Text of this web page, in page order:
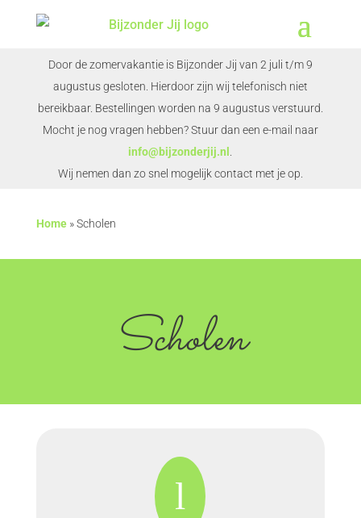
Door de zomervakantie is Bijzonder Jij van 2 juli t/m 9
augustus gesloten. Hierdoor zijn wij telefonisch niet
bereikbaar. Bestellingen worden na 9 augustus verstuurd.
Mocht je nog vragen hebben? Stuur dan een e-mail naar
info@bijzonderjij.nl
Wij nemen dan zo snel mogelijk contact met je op.
Home»Scholen
Scholen
l